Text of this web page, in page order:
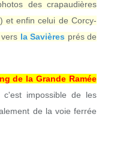
des crapaudières
et enfin celui de Corcy-
la Savières prés de
de la Grande Ramée
c'est impossible de les
de la voie ferrée